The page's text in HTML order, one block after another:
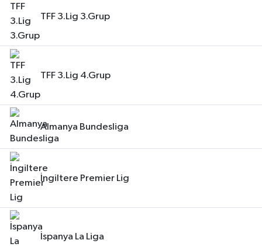
TFF 3.Lig 3.Grup
TFF 3.Lig 4.Grup
Almanya Bundesliga
İngiltere Premier Lig
İspanya La Liga